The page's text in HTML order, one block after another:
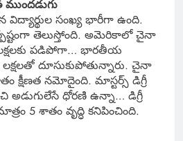
విద్యార్థుల సంఖ్య భారీగా ఉంది.
తెలుస్తోంది. అమెరికాలో చైనా
లక్షలకు పడిపోగా… భారతీయ
లక్షలతో దూసుకుపోతున్నారు. చైనా
క్షీణత నమోదైంది. మాస్టర్స్ డిగ్రీ
అడుగులేసే ధోరణి ఉన్నా… డిగ్రీ
5 శాతం వృద్ధి కనిపించింది.